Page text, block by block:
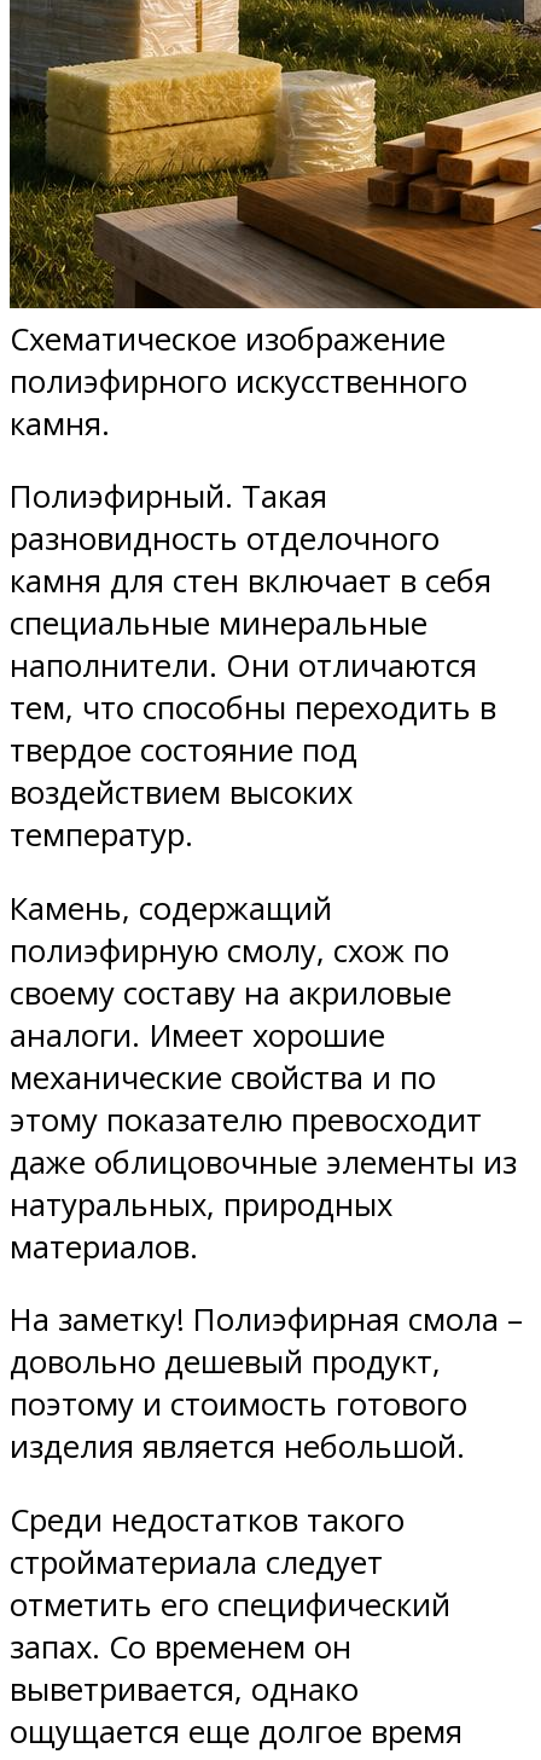
Схематическое изображение
полиэфирного искусственного
камня.
Полиэфирный. Такая
разновидность отделочного
камня для стен включает в себя
специальные минеральные
наполнители. Они отличаются
тем, что способны переходить в
твердое состояние под
воздействием высоких
температур.
Камень, содержащий
полиэфирную смолу, схож по
своему составу на акриловые
аналоги. Имеет хорошие
механические свойства и по
этому показателю превосходит
даже облицовочные элементы из
натуральных, природных
материалов.
На заметку! Полиэфирная смола –
довольно дешевый продукт,
поэтому и стоимость готового
изделия является небольшой.
Среди недостатков такого
стройматериала следует
отметить его специфический
запах. Со временем он
выветривается, однако
ощущается еще долгое время